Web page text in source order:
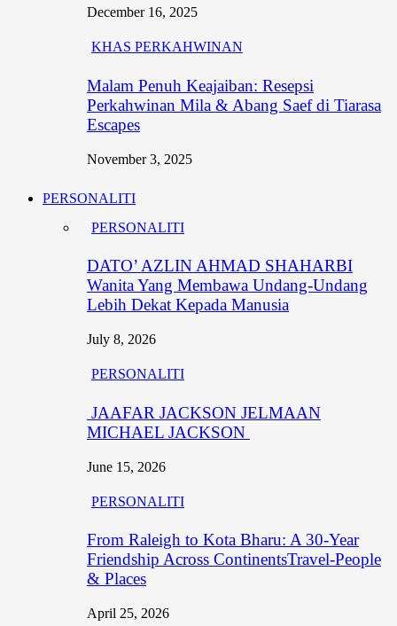
December 16, 2025
KHAS PERKAHWINAN
Malam Penuh Keajaiban: Resepsi
Perkahwinan Mila & Abang Saef di Tiarasa
Escapes
November 3, 2025
PERSONALITI
PERSONALITI
DATO’ AZLIN AHMAD SHAHARBI
Wanita Yang Membawa Undang-Undang
Lebih Dekat Kepada Manusia
July 8, 2026
PERSONALITI
JAAFAR JACKSON JELMAAN
MICHAEL JACKSON
June 15, 2026
PERSONALITI
From Raleigh to Kota Bharu: A 30-Year
Friendship Across ContinentsTravel-People
& Places
April 25, 2026